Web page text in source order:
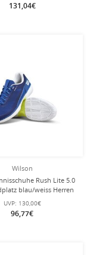
131,04€
Wilson
Rush Lite 5.0
blau/weiss Herren
UVP: 130,00€
96,77€